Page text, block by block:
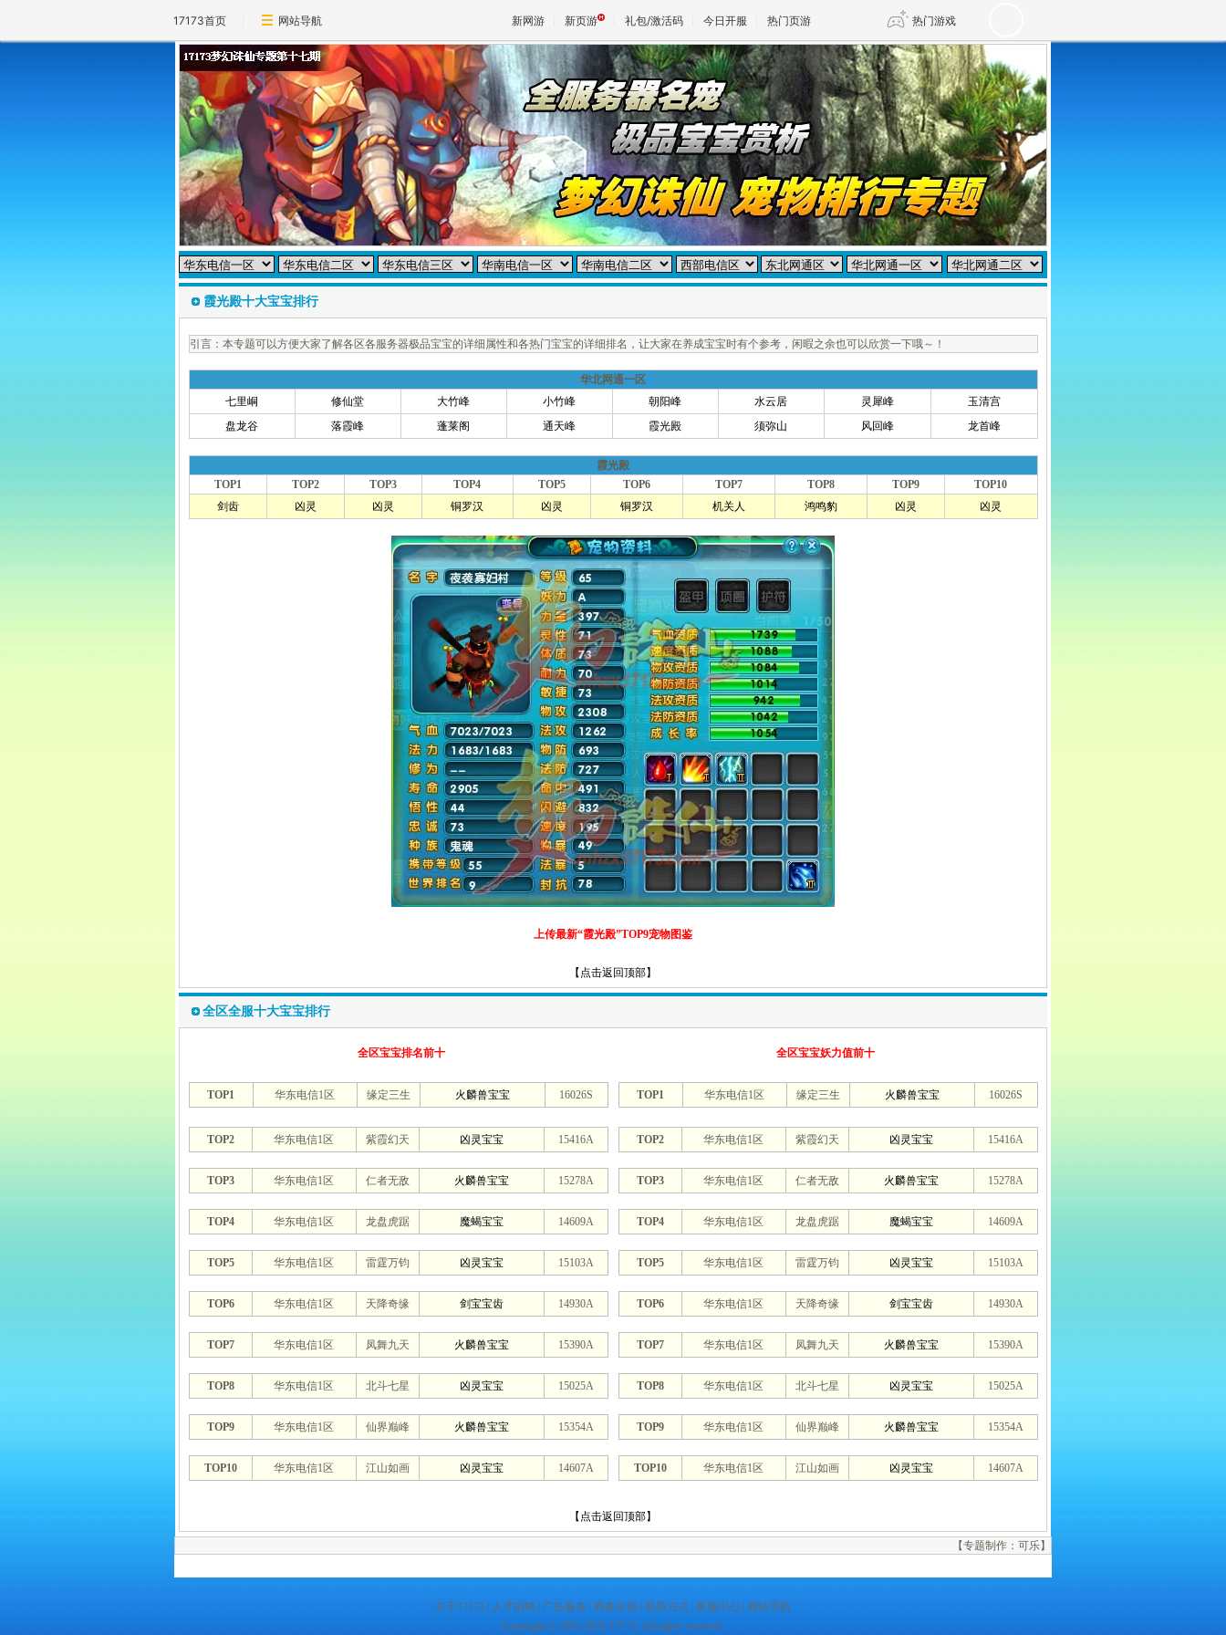
17173首页 网站导航 新网游 新页游 礼包/激活码 今日开服 热门页游 热门游戏
魔兽 DNF 传奇4
天堂 剑网3旗舰版 新天龙八部
王权与自由 诛仙世界 仙剑世界
霞光殿十大宝宝排行
引言：本专题可以方便大家了解各区各服务器极品宝宝的详细属性和各热门宝宝的详细排名，让大家在养成宝宝时有个参考，闲暇之余也可以欣赏一下哦～！
华北网通一区
七里峒
修仙堂 大竹峰 小竹峰 朝阳峰 水云居 灵犀峰
玉清宫
盘龙谷
落霞峰 蓬莱阁 通天峰 霞光殿 须弥山 风回峰 龙首峰
霞光殿
TOP1
TOP2 TOP3 TOP4 TOP5 TOP6 TOP7 TOP8 TOP9
TOP10
剑齿
凶灵 凶灵 铜罗汉 凶灵 铜罗汉 机关人 鸿鸣豹 凶灵 凶灵
上传最新“霞光殿”TOP9宠物图鉴
【点击返回顶部】
全区全服十大宝宝排行
全区宝宝排名前十 全区宝宝妖力值前十
TOP1 华东电信1区 缘定三生 火麟兽宝宝 16026S TOP1 华东电信1区 缘定三生 火麟兽宝宝 16026S
TOP2 华东电信1区 紫霞幻天 凶灵宝宝 15416A TOP2 华东电信1区 紫霞幻天 凶灵宝宝 15416A
TOP3 华东电信1区 仁者无敌 火麟兽宝宝 15278A TOP3 华东电信1区 仁者无敌 火麟兽宝宝 15278A
TOP4 华东电信1区 龙盘虎踞 魔蝎宝宝 14609A TOP4 华东电信1区 龙盘虎踞 魔蝎宝宝 14609A
TOP5 华东电信1区 雷霆万钧 凶灵宝宝 15103A TOP5 华东电信1区 雷霆万钧 凶灵宝宝 15103A
TOP6 华东电信1区 天降奇缘 剑宝宝齿 14930A TOP6 华东电信1区 天降奇缘 剑宝宝齿 14930A
TOP7 华东电信1区 凤舞九天 火麟兽宝宝 15390A TOP7 华东电信1区 凤舞九天 火麟兽宝宝 15390A
TOP8 华东电信1区 北斗七星 凶灵宝宝 15025A TOP8 华东电信1区 北斗七星 凶灵宝宝 15025A
TOP9 华东电信1区 仙界巅峰 火麟兽宝宝 15354A TOP9 华东电信1区 仙界巅峰 火麟兽宝宝 15354A
TOP10 华东电信1区 江山如画 凶灵宝宝 14607A TOP10 华东电信1区 江山如画 凶灵宝宝 14607A
【点击返回顶部】
【专题制作：可乐】
关于17173 人才招聘 广告服务 商务洽谈 联系方式 客服中心
网站导航
Copyright © 2001-2026 17173. All rights reserved.